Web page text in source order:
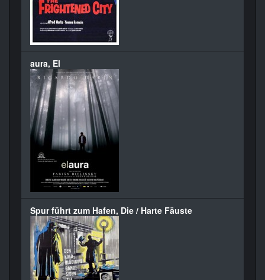
aura, El
Spur führt zum Hafen, Die / Harte Fäuste